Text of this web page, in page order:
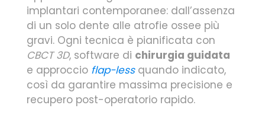
implantari contemporanee: dall’assenza
di un solo dente alle atrofie ossee più
gravi. Ogni tecnica è pianificata con
CBCT 3D, software di chirurgia guidata
e approccio flap-lessquando indicato,
così da garantire massima precisione e
recupero post-operatorio rapido.